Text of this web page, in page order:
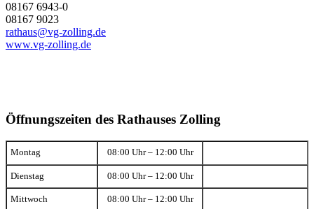
08167 6943-0
08167 9023
rathaus@vg-zolling.de
www.vg-zolling.de
Öffnungszeiten des Rathauses Zolling
Montag 08:00 Uhr – 12:00 Uhr
Dienstag 08:00 Uhr – 12:00 Uhr
Mittwoch 08:00 Uhr – 12:00 Uhr